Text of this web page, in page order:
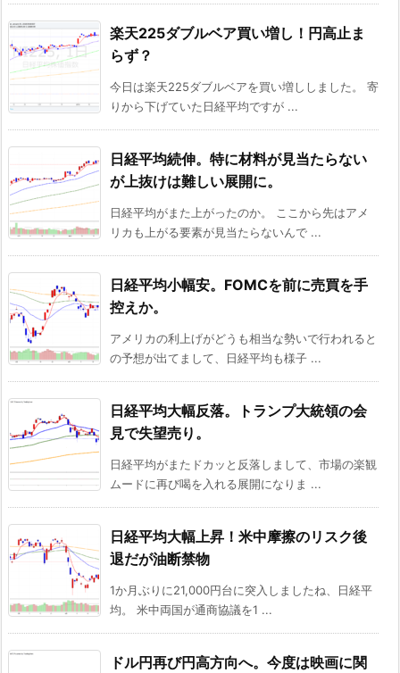
楽天225ダブルベア買い増し！円高止ま
らず？
今日は楽天225ダブルベアを買い増ししました。 寄
りから下げていた日経平均ですが ...
日経平均続伸。特に材料が見当たらない
が上抜けは難しい展開に。
日経平均がまた上がったのか。 ここから先はアメ
リカも上がる要素が見当たらないんで ...
日経平均小幅安。FOMCを前に売買を手
控えか。
アメリカの利上げがどうも相当な勢いで行われると
の予想が出てまして、日経平均も様子 ...
日経平均大幅反落。トランプ大統領の会
見で失望売り。
日経平均がまたドカッと反落しまして、市場の楽観
ムードに再び喝を入れる展開になりま ...
日経平均大幅上昇！米中摩擦のリスク後
退だが油断禁物
1か月ぶりに21,000円台に突入しましたね、日経平
均。 米中両国が通商協議を1 ...
ドル円再び円高方向へ。今度は映画に関